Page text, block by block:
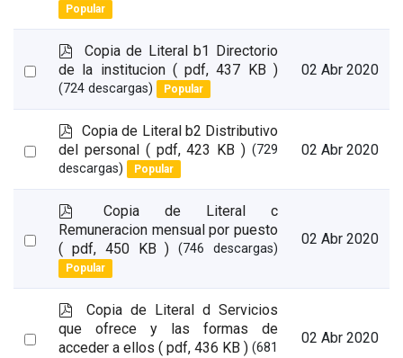
item
Popular
Select
p
d
f
Copia de Literal b1 Directorio
de la institucion ( pdf, 437 KB )
(724 descargas) Popular
02 Abr 2020
Select
p
d
f
Copia de Literal b2 Distributivo
del personal ( pdf, 423 KB ) (729
descargas)
Popular
02 Abr 2020
Select
item
p
d
Copia de Literal c
Remuneracion mensual por puesto
( pdf, 450 KB ) (746 descargas)
Popular
02 Abr 2020
Select
p
d
f
Copia de Literal d Servicios
que ofrece y las formas de
acceder a ellos ( pdf, 436 KB ) (681
02 Abr 2020